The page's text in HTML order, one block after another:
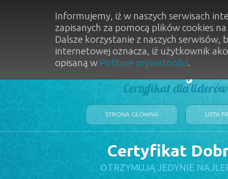
Dobry
Certyfikat dla
STRONA GŁÓWNA LISTA
Certyfikat
OTRZYMUJĄ JEDYNIE
Informujemy, iż w naszych serwisach
zapisanych za pomocą plików cookies
Dalsze korzystanie z naszych
internetowej oznacza, iż użytkownik
opisaną w Polityce prywatności.